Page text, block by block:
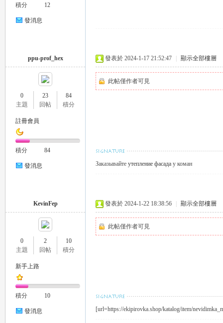
積分 12
發消息
ppu-prof_hex
0
主題
23
回帖
84
積分
註冊會員
積分 84
發消息
發表於 2024-1-17 21:52:47 顯示全部樓層
此帖僅作者可見
Заказывайте утепление фасада у коман
KevinFep
0
主題
2
回帖
10
積分
新手上路
積分 10
發消息
發表於 2024-1-22 18:38:56 顯示全部樓層
此帖僅作者可見
[url=https://ekipirovka.shop/katalog/item/